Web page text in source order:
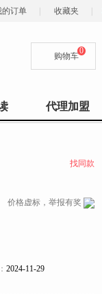
的订单 收藏夹
购物车
0
代理加盟
找同款
价格虚标，举报有奖
2024-11-29